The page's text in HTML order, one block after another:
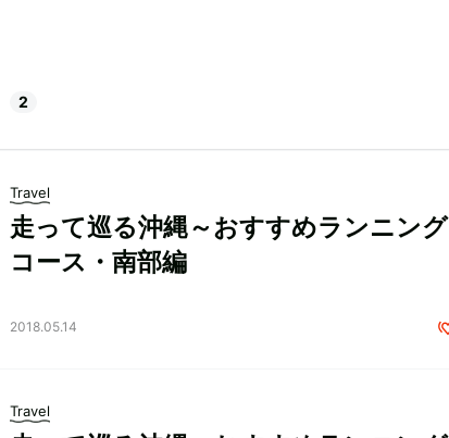
2
Travel
走って巡る沖縄～おすすめランニング
コース・南部編
2018.05.14
Travel